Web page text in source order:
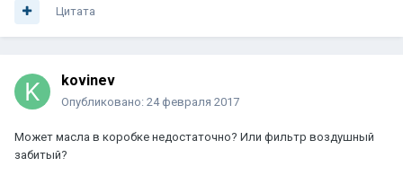
Цитата
kovinev
Опубликовано: 24 февраля 2017
Может масла в коробке недостаточно? Или фильтр воздушный
забитый?